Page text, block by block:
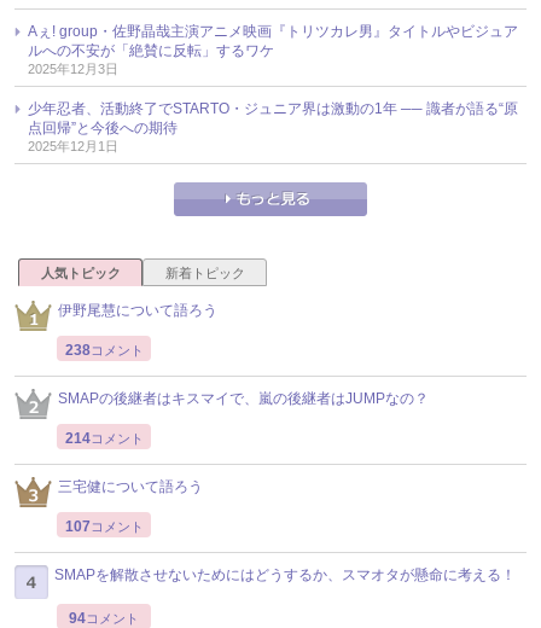
Aぇ! group・佐野晶哉主演アニメ映画『トリツカレ男』タイトルやビジュア
ルへの不安が「絶賛に反転」するワケ
2025年12月3日
少年忍者、活動終了でSTARTO・ジュニア界は激動の1年 ── 識者が語る“原
点回帰”と今後への期待
2025年12月1日
人気トピック 新着トピック
伊野尾慧について語ろう
238コメント
SMAPの後継者はキスマイで、嵐の後継者はJUMPなの？
214コメント
三宅健について語ろう
107 コメント
SMAPを解散させないためにはどうするか、スマオタが懸命に考える！
94コメント